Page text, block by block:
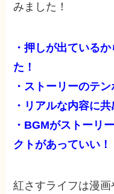
みました！
・押しが出ている
た！
・ストーリーのテ
・リアルな内容に
・BGMがストーリ
クトがあっていい！
紅さすライフは漫